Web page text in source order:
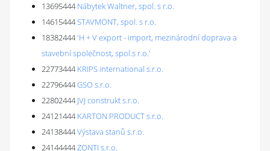
13695444 Nábytek Waltner, spol. s r.o.
14615444STAVMONT, spol. s r.o.
18382444'H + V export - import, mezinárodní doprava a
stavební společnost, spol.s r.o.'
22773444 KRIPS international s.r.o.
22796444GSO s.r.o.
22802444 JVJ construkt s.r.o.
24121444 KARTON PRODUCT s.r.o.
24138444Výstava stanů s.r.o.
24144444ZONTI s.r.o.